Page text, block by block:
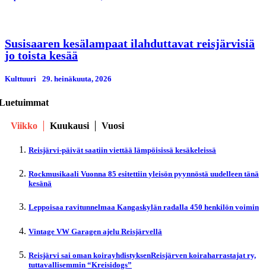
Susisaaren kesälampaat ilahduttavat reisjärvisiä
jo toista kesää
Kulttuuri 29. heinäkuuta, 2026
Viikko Kuukausi Vuosi
Reisjärvi-päivät saatiin viettää lämpöisissä kesäkeleissä
Rockmusikaali Vuonna 85 esitettiin yleisön pyynnöstä uudelleen tänä
kesänä
Leppoisaa ravitunnelmaa Kangaskylän radalla 450 henkilön voimin
Vintage VW Garagen ajelu Reisjärvellä
Reisjärvi sai oman koirayhdistyksenReisjärven koiraharrastajat ry,
tuttavallisemmin “Kreisidogs”